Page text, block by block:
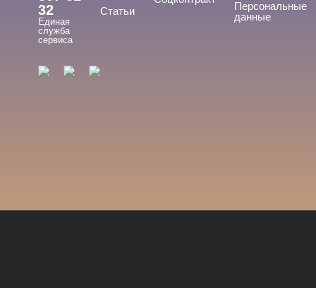
32
Единая
служба
сервиса
Статьи
Персональные
данные